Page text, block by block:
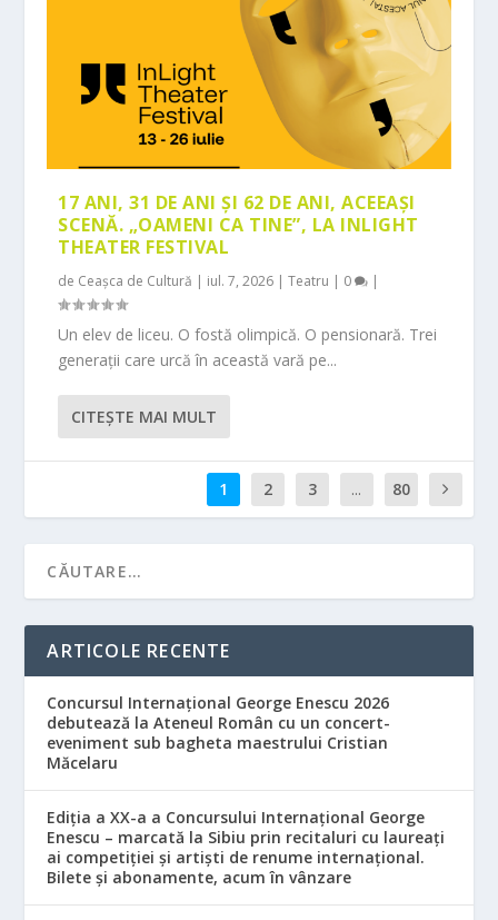
17 ANI, 31 DE ANI ȘI 62 DE ANI, ACEEAȘI
SCENĂ. „OAMENI CA TINE”, LA INLIGHT
THEATER FESTIVAL
de Ceașca de Cultură | iul. 7, 2026 |Teatru | 0 |
Un elev de liceu. O fostă olimpică. O pensionară. Trei
generații care urcă în această vară pe...
CITEŞTE MAI MULT
1 2 3 ... 80
ARTICOLE RECENTE
Concursul Internațional George Enescu 2026
debutează la Ateneul Român cu un concert-
eveniment sub bagheta maestrului Cristian
Măcelaru
Ediția a XX-a a Concursului Internațional George
Enescu – marcată la Sibiu prin recitaluri cu laureați
ai competiției și artiști de renume internațional.
Bilete și abonamente, acum în vânzare